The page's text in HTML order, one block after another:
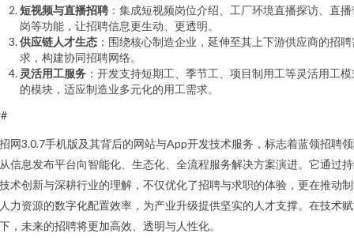
短视频与直播招聘 ：集成短视频岗位介绍、工厂环境直播探访、直
岗等功能，让招聘信息更生动、更透明。
供应链人才生态 ：围绕核心制造企业，延伸至其上下游供应商的招聘
求，构建协同招聘网络。
灵活用工服务 ：开发支持短期工、季节工、项目制用工等灵活用工模
的模块，适应制造业多元化的用工需求。
网3.0.7手机版及其背后的网站与App开发技术服务，标志着蓝领招聘
信息发布平台向智能化、生态化、全流程服务解决方案演进。它通过
术创新与深耕行业的理解，不仅优化了招聘与求职的体验，更在推动
力资源的数字化配置效率，为产业升级提供坚实的人才支撑。在技术
，未来的招聘将更加高效、透明与人性化。